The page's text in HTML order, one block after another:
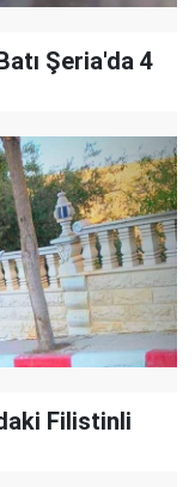
Şeria'da 4
Filistinli